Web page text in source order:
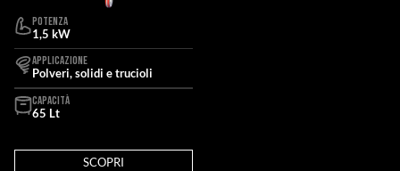
POTENZA
1,5 kW
APPLICAZIONE
Polveri, solidi e trucioli
CAPACITÀ
65 Lt
SCOPRI